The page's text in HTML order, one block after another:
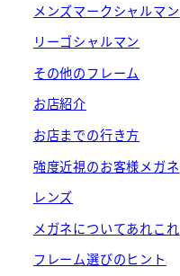
メンズマークシャルマン
リーゴシャルマン
その他のフレーム
お店紹介
お店までの行き方
強度近視のお客様メガネ
レンズ
メガネについてあれこれ
フレーム選びのヒント